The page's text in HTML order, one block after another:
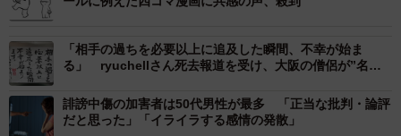
義務者の責任を尽くしていることを証明しない限り、親の
責任になります。ただ実際問題として、親が監督義務者の
責任を果たしていることを証明するのはほぼ不可能です。
したがって親が損害賠償請求をされることになるでしょ
う。あくまでも民事上の責任であり、刑事責任は問われま
「相手の過ちを必要以上に追及した瞬間、不幸が始ま
る」 ryuchellさん死去報道を受け、大阪の僧侶が”名
誹謗中傷の加害者は50代男性が最多 「正当な批判・論評
だと思った」「イライラする感情の発散」